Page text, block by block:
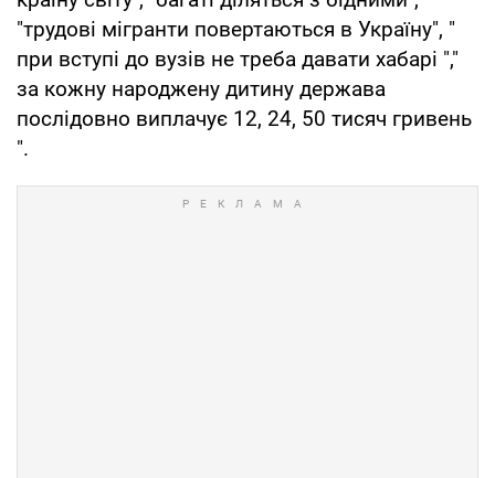
"трудові мігранти повертаються в Україну", "
при вступі до вузів не треба давати хабарі ","
за кожну народжену дитину держава
послідовно виплачує 12, 24, 50 тисяч гривень
".